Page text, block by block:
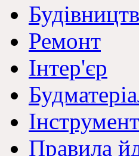
Ремонт
Інтер'єр
Правила